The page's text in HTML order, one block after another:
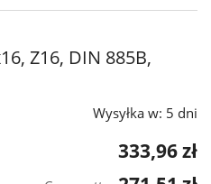
Z16, DIN 885B,
Wysyłka w: 5 dni
333,96 zł